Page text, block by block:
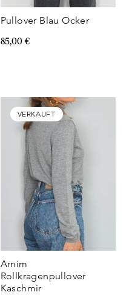
Pullover Blau Ocker
85,00 €
VERKAUFT
Arnim
Rollkragenpullover
Kaschmir